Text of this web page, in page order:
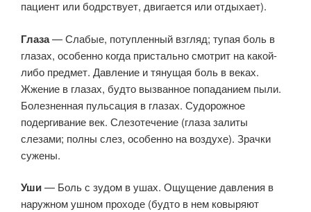
пациент или бодрствует, двигается или отдыхает).
Глаза— Слабые, потупленный взгляд; тупая боль в
глазах, особенно когда пристально смотрит на какой-
либо предмет. Давление и тянущая боль в веках.
Жжение в глазах, будто вызванное попаданием пыли.
Болезненная пульсация в глазах. Судорожное
подергивание век. Слезотечение (глаза залиты
слезами; полны слез, особенно на воздухе). Зрачки
сужены.
Уши— Боль с зудом в ушах. Ощущение давления в
наружном ушном проходе (будто в нем ковыряют